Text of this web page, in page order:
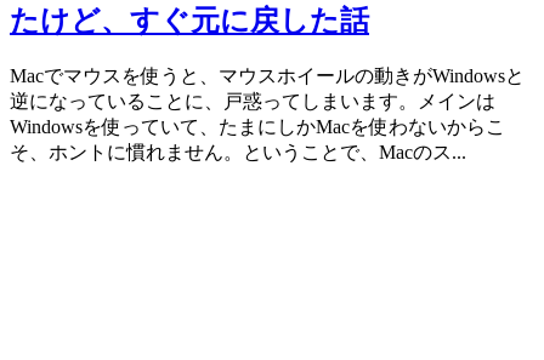
たけど、すぐ元に戻した話
Macでマウスを使うと、マウスホイールの動きがWindowsと
逆になっていることに、戸惑ってしまいます。メインは
Windowsを使っていて、たまにしかMacを使わないからこ
そ、ホントに慣れません。ということで、Macのス...